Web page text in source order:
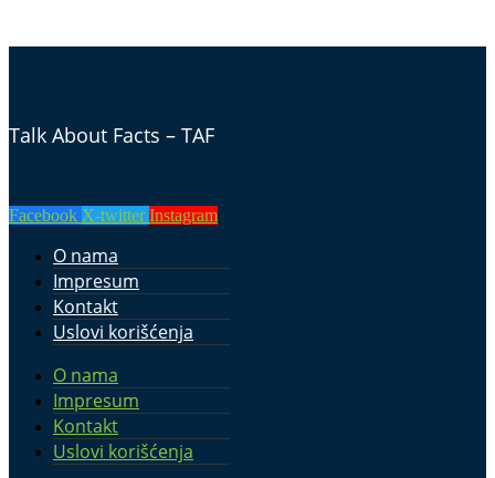
Talk About Facts – TAF
Facebook X-twitter Instagram
O nama
Impresum
Kontakt
Uslovi korišćenja
O nama
Impresum
Kontakt
Uslovi korišćenja